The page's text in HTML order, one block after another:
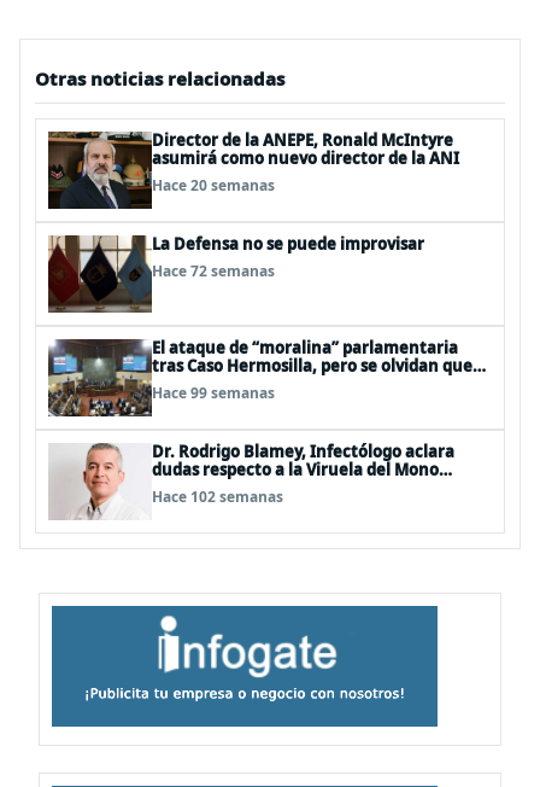
Otras noticias relacionadas
Director de la ANEPE, Ronald McIntyre
asumirá como nuevo director de la ANI
Hace 20 semanas
La Defensa no se puede improvisar
Hace 72 semanas
El ataque de “moralina” parlamentaria
tras Caso Hermosilla, pero se olvidan que
son los peor evaluados
Hace 99 semanas
Dr. Rodrigo Blamey, Infectólogo aclara
dudas respecto a la Viruela del Mono
(MPOX)
Hace 102 semanas